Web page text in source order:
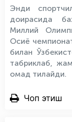
Энди
доирасида
Миллий
Осиё
билан
табриклаб,
омад тилайди.
Чоп этиш